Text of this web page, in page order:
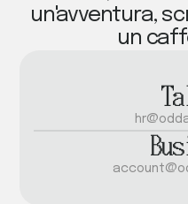
un'avventura,
un